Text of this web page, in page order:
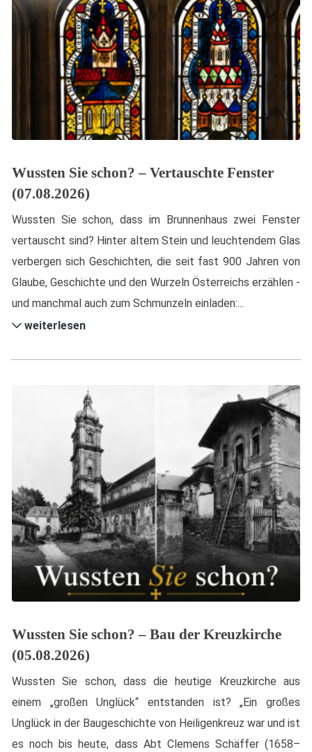
Wussten Sie schon? – Vertauschte Fenster
(07.08.2026)
Wussten Sie schon, dass im Brunnenhaus zwei Fenster
vertauscht sind? Hinter altem Stein und leuchtendem Glas
verbergen sich Geschichten, die seit fast 900 Jahren von
Glaube, Geschichte und den Wurzeln Österreichs erzählen -
und manchmal auch zum Schmunzeln einladen:...
weiterlesen
Wussten Sie schon? – Bau der Kreuzkirche
(05.08.2026)
Wussten Sie schon, dass die heutige Kreuzkirche aus
einem „großen Unglück“ entstanden ist? „Ein großes
Unglück in der Baugeschichte von Heiligenkreuz war und ist
es noch bis heute, dass Abt Clemens Schäffer (1658–